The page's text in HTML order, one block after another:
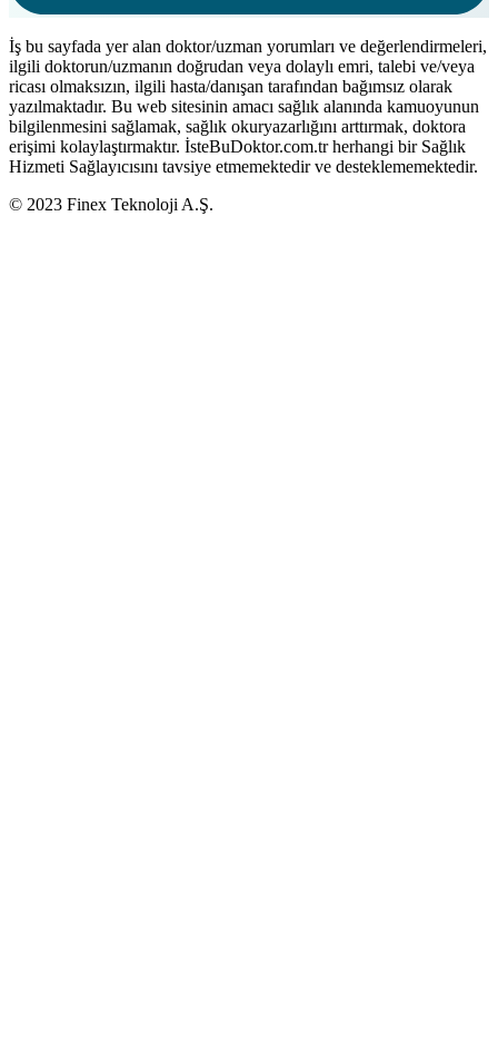
İş bu sayfada yer alan doktor/uzman yorumları ve değerlendirmeleri,
ilgili doktorun/uzmanın doğrudan veya dolaylı emri, talebi ve/veya
ricası olmaksızın, ilgili hasta/danışan tarafından bağımsız olarak
yazılmaktadır. Bu web sitesinin amacı sağlık alanında kamuoyunun
bilgilenmesini sağlamak, sağlık okuryazarlığını arttırmak, doktora
erişimi kolaylaştırmaktır. İsteBuDoktor.com.tr herhangi bir Sağlık
Hizmeti Sağlayıcısını tavsiye etmemektedir ve desteklememektedir.
© 2023 Finex Teknoloji A.Ş.